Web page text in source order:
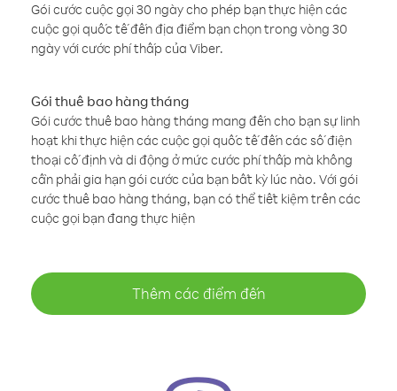
Gói cước cuộc gọi 30 ngày cho phép bạn thực hiện các
cuộc gọi quốc tế đến địa điểm bạn chọn trong vòng 30
ngày với cước phí thấp của Viber.
Gói thuê bao hàng tháng
Gói cước thuê bao hàng tháng mang đến cho bạn sự linh
hoạt khi thực hiện các cuộc gọi quốc tế đến các số điện
thoại cố định và di động ở mức cước phí thấp mà không
cần phải gia hạn gói cước của bạn bất kỳ lúc nào. Với gói
cước thuê bao hàng tháng, bạn có thể tiết kiệm trên các
cuộc gọi bạn đang thực hiện
Thêm các điểm đến